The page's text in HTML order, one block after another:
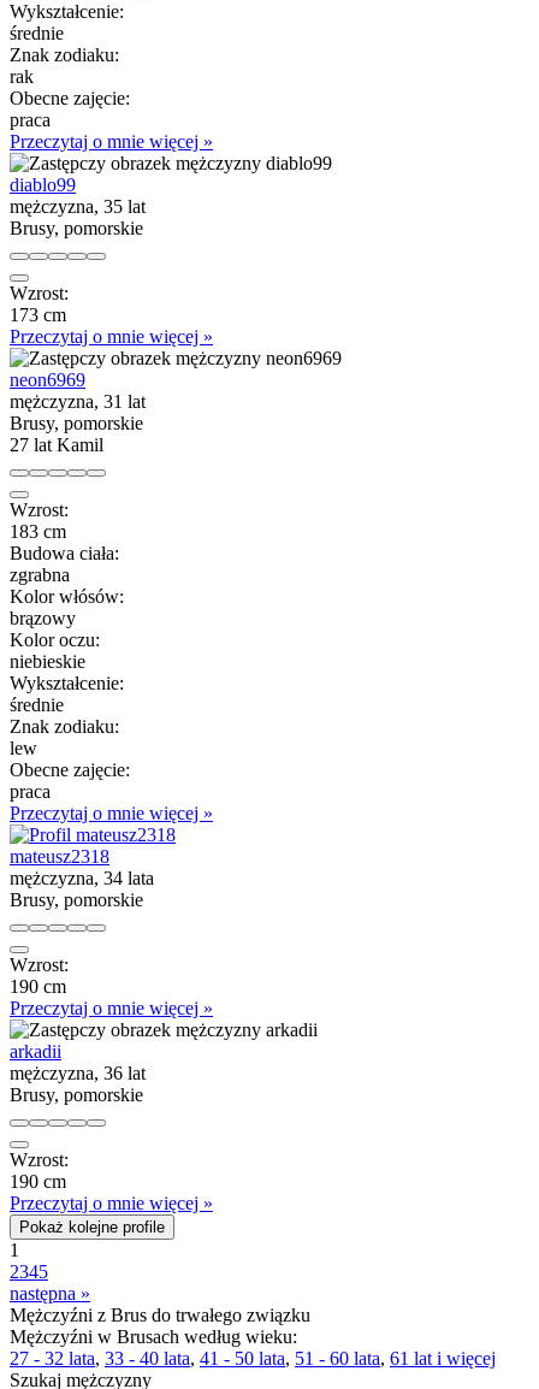
Wykształcenie:
średnie
Znak zodiaku:
rak
Obecne zajęcie:
praca
Przeczytaj o mnie więcej »
diablo99
mężczyzna, 35 lat
Brusy, pomorskie
Wzrost:
173 cm
Przeczytaj o mnie więcej »
neon6969
mężczyzna, 31 lat
Brusy, pomorskie
27 lat Kamil
Wzrost:
183 cm
Budowa ciała:
zgrabna
Kolor włósów:
brązowy
Kolor oczu:
niebieskie
Wykształcenie:
średnie
Znak zodiaku:
lew
Obecne zajęcie:
praca
Przeczytaj o mnie więcej »
mateusz2318
mężczyzna, 34 lata
Brusy, pomorskie
Wzrost:
190 cm
Przeczytaj o mnie więcej »
arkadii
mężczyzna, 36 lat
Brusy, pomorskie
Wzrost:
190 cm
Przeczytaj o mnie więcej »
Pokaż kolejne profile
1
2345
następna »
Mężczyźni z Brus do trwałego związku
Mężczyźni w Brusach według wieku:
27 - 32 lata, 33 - 40 lata, 41 - 50 lata, 51 - 60 lata, 61 lat i więcej
Szukaj mężczyzny